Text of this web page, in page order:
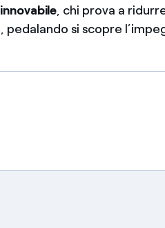
, chi prova a
si scopre